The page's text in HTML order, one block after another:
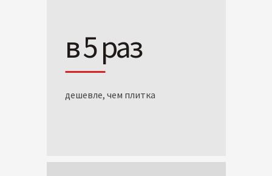
в 5 раз
дешевле, чем плитка